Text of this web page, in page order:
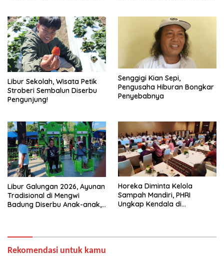
Libur Sekolah, Wisata Petik
Stroberi Sembalun Diserbu
Pengunjung!
Senggigi Kian Sepi,
Pengusaha Hiburan Bongkar
Penyebabnya
Libur Galungan 2026, Ayunan
Tradisional di Mengwi
Badung Diserbu Anak-anak,
Horeka Diminta Kelola
Sampah Mandiri, PHRI
Ungkap Kendala di
Rekomendasi untuk kamu